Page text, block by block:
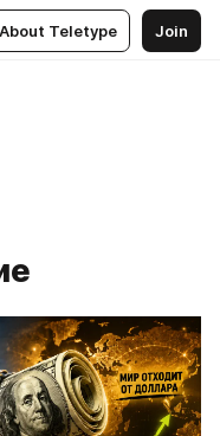
About Teletype Join